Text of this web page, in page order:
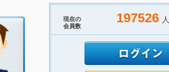
現在の
会員数
197526 人